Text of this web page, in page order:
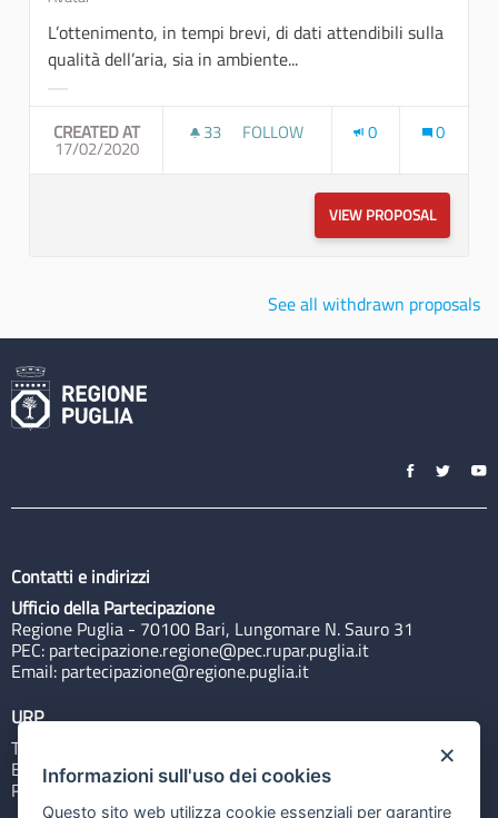
L’ottenimento, in tempi brevi, di dati attendibili sulla
qualità dell’aria, sia in ambiente...
CREATED AT
17/02/2020
33 33 FOLLOWERS
FOLLOW 0 0
VIEW PROPOSALQUALITÀ
See all withdrawn proposals
Contatti e indirizzi
Ufficio della Partecipazione
Regione Puglia - 70100 Bari, Lungomare N. Sauro 31
PEC: partecipazione.regione@pec.rupar.puglia.it
Email: partecipazione@regione.puglia.it
URP
Tel: 800713939
Email:quiregione@regione.puglia.it
Rubrica
×
Informazioni sull'uso dei cookies
Questo sito web utilizza cookie essenziali per garantire